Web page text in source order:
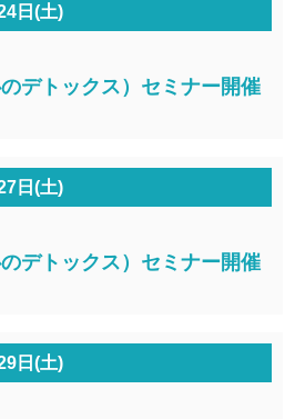
日(土)
デトックス）セミナー開催
日(土)
デトックス）セミナー開催
日(土)